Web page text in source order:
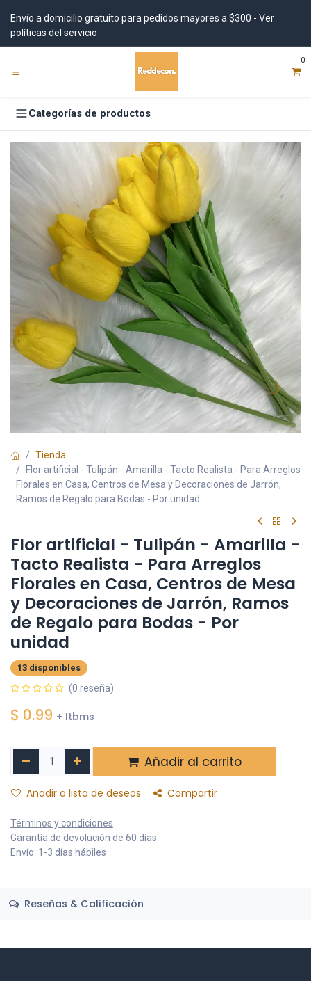
Envío a domicilio gratuito para pedidos mayores a $300 - Ver
políticas del servicio
0
Categorías de productos
Tienda
Flor artificial - Tulipán - Amarilla - Tacto Realista - Para Arreglos
Florales en Casa, Centros de Mesa y Decoraciones de Jarrón,
Ramos de Regalo para Bodas - Por unidad
Flor artificial - Tulipán - Amarilla -
Tacto Realista - Para Arreglos
Florales en Casa, Centros de Mesa
y Decoraciones de Jarrón, Ramos
de Regalo para Bodas - Por
unidad
13 disponibles
(0 reseña)
$ 0.99 + Itbms
Añadir al carrito
Añadir a lista de deseos Compartir
Términos y condiciones
Garantía de devolución de 60 días
Envío: 1-3 días hábiles
Reseñas & Calificación